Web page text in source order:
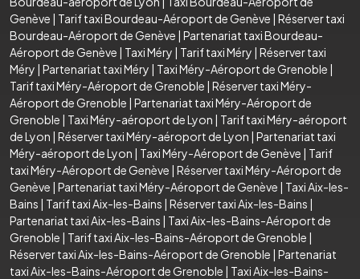
Genève | Tarif taxi Bourdeau-Aéroport de Genève | Réserver taxi
Bourdeau-Aéroport de Genève | Partenariat taxi Bourdeau-
Aéroport de Genève | Taxi Méry | Tarif taxi Méry | Réserver taxi
Méry | Partenariat taxi Méry | Taxi Méry-Aéroport de Grenoble |
Tarif taxi Méry-Aéroport de Grenoble | Réserver taxi Méry-
Aéroport de Grenoble | Partenariat taxi Méry-Aéroport de
Grenoble | Taxi Méry-aéroport de Lyon | Tarif taxi Méry-aéroport
de Lyon | Réserver taxi Méry-aéroport de Lyon | Partenariat taxi
Méry-aéroport de Lyon | Taxi Méry-Aéroport de Genève | Tarif
taxi Méry-Aéroport de Genève | Réserver taxi Méry-Aéroport de
Genève | Partenariat taxi Méry-Aéroport de Genève | Taxi Aix-les-
Bains | Tarif taxi Aix-les-Bains | Réserver taxi Aix-les-Bains |
Partenariat taxi Aix-les-Bains | Taxi Aix-les-Bains-Aéroport de
Grenoble | Tarif taxi Aix-les-Bains-Aéroport de Grenoble |
Réserver taxi Aix-les-Bains-Aéroport de Grenoble | Partenariat
taxi Aix-les-Bains-Aéroport de Grenoble | Taxi Aix-les-Bains-